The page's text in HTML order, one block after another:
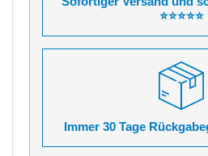
⭐⭐⭐⭐⭐
Immer 30 Tage